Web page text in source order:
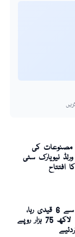
مصنوعات کی
نیویارک سٹی
افتتاح
سنٹرل جیل راولپنڈی سے 6 قیدی رہا،
مخیر شخصیت نے 18 لاکھ 75 ہزار روپے